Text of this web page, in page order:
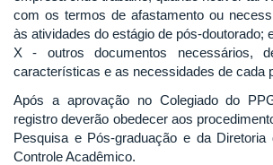
com os termos de afastamento ou
às atividades do estágio de pós-doutorado;
X - outros documentos necessários,
características e as necessidades de cada
Após a aprovação no Colegiado do
registro deverão obedecer aos
Pesquisa e Pós-graduação e da Diretoria
Controle Acadêmico.